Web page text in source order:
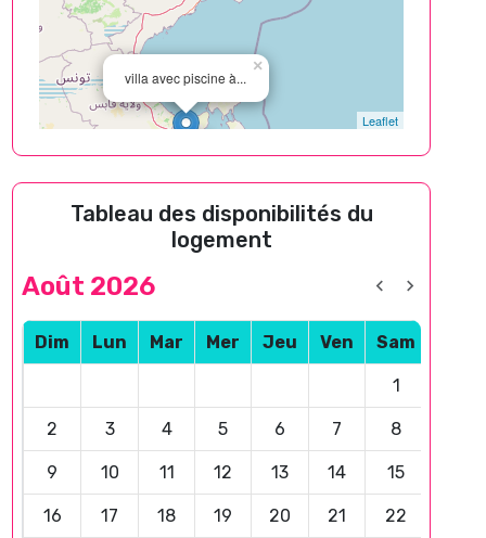
villa avec piscine à...
×
Leaflet
Tableau des disponibilités du
logement
Août 2026
Dim Lun Mar Mer Jeu Ven Sam
1
2 3 4 5 6 7 8
9 10 11 12 13 14 15
16 17 18 19 20 21 22